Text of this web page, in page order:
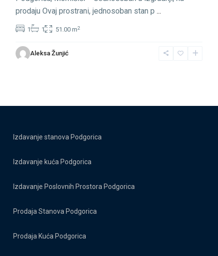
prodaju Ovaj prostrani, jednosoban stan p ...
1 1 51.00 m2
Aleksa Žunjić
Izdavanje stanova Podgorica
Izdavanje kuća Podgorica
Izdavanje Poslovnih Prostora Podgorica
Prodaja Stanova Podgorica
Prodaja Kuća Podgorica